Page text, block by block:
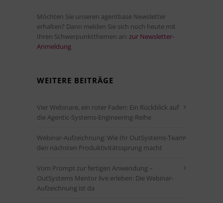
Möchten Sie unseren agentbase Newsletter
erhalten? Dann melden Sie sich noch heute mit
Ihren Schwerpunktthemen an: zur Newsletter-
Anmeldung
WEITERE BEITRÄGE
Vier Webinare, ein roter Faden: Ein Rückblick auf
die Agentic-Systems-Engineering-Reihe
Webinar-Aufzeichnung: Wie Ihr OutSystems-Team
den nächsten Produktivitätssprung macht
Vom Prompt zur fertigen Anwendung –
OutSystems Mentor live erleben: Die Webinar-
Aufzeichnung ist da